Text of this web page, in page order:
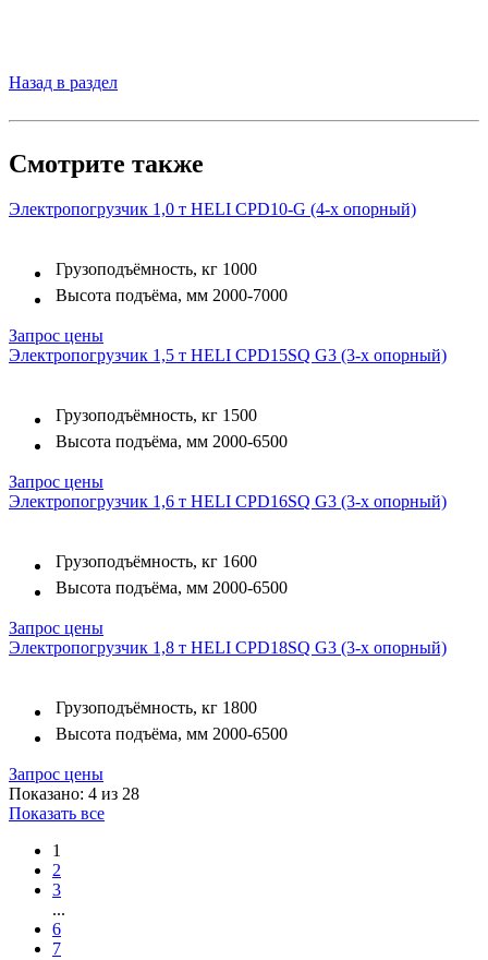
Назад в раздел
Смотрите также
Электропогрузчик 1,0 т HELI CPD10-G (4-х опорный)
Грузоподъёмность, кг 1000
Высота подъёма, мм 2000-7000
Запрос цены
Электропогрузчик 1,5 т HELI CPD15SQ G3 (3-х опорный)
Грузоподъёмность, кг 1500
Высота подъёма, мм 2000-6500
Запрос цены
Электропогрузчик 1,6 т HELI CPD16SQ G3 (3-х опорный)
Грузоподъёмность, кг 1600
Высота подъёма, мм 2000-6500
Запрос цены
Электропогрузчик 1,8 т HELI CPD18SQ G3 (3-х опорный)
Грузоподъёмность, кг 1800
Высота подъёма, мм 2000-6500
Запрос цены
Показано: 4 из 28
Показать все
1
2
3
...
6
7